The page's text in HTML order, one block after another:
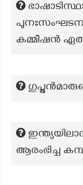
കമ്മീഷൻ
ആരംഭിച്ച